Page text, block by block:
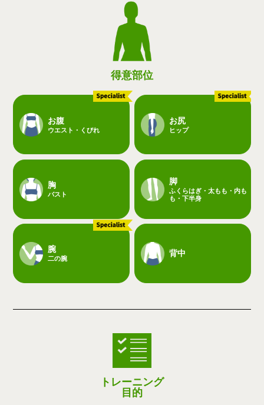
得意部位
お腹
ウエスト・くびれ
お尻
ヒップ
胸
バスト
脚
ふくらはぎ・太もも・内も
も・下半身
腕
二の腕
背中
トレーニング
目的